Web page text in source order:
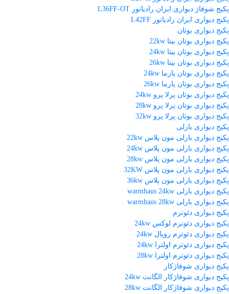
پکیج شوفاژ دیواری ایران رادیاتور L36FF-OT
پکیج دیواری ایران رادیاتور L42FF
پکیج دیواری بوتان
پکیج دیواری بوتان بیتا 22kw
پکیج دیواری بوتان بیتا 24kw
پکیج دیواری بوتان بیتا 26kw
پکیج دیواری بوتان پارما 24kw
پکیج دیواری بوتان پارما 26kw
پکیج دیواری بوتان پرلا پرو 24kw
پکیج دیواری بوتان پرلا پرو 28kw
پکیج دیواری بوتان پرلا پرو 32kw
پکیج دیواری بارلی
پکیج دیواری بارلی مون پلاس 22kw
پکیج دیواری بارلی مون پلاس 24kw
پکیج دیواری بارلی مون پلاس 28kw
پکیج دیواری بارلی مون پلاس 32KW
پکیج دیواری بارلی مون پلاس 36kw
پکیج دیواری بارلی warmhaus 24kw
پکیج دیواری بارلی warmhaus 28kw
پکیج دیواری دئوترم
پکیج دیواری دئوترم لوکس 24kw
پکیج دیواری دئوترم رویال 24kw
پکیج دیواری دئوترم اولترا 24kw
پکیج دیواری دئوترم اولترا 28kw
پکیج دیواری شوفاژکار
پکیج دیواری شوفاژکار الگانت 24kw
پکیج دیواری شوفاژکار الگانت 28kw